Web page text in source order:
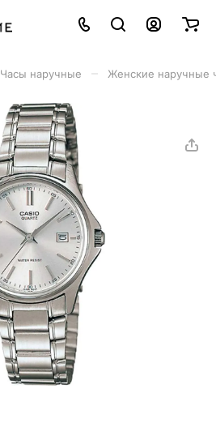
Часы наручные Женские наручные